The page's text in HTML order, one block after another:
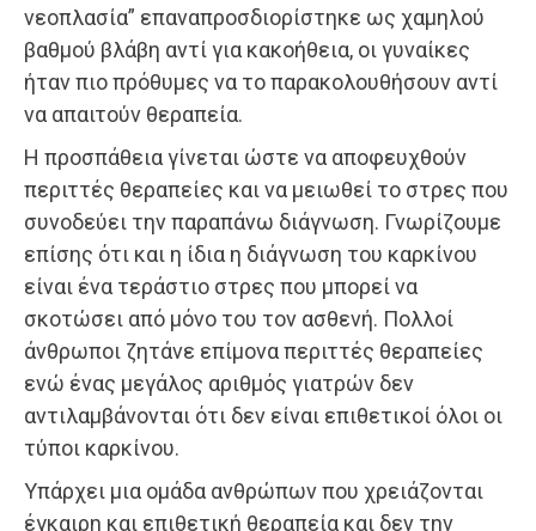
νεοπλασία” επαναπροσδιορίστηκε ως χαμηλού
βαθμού βλάβη αντί για κακοήθεια, οι γυναίκες
ήταν πιο πρόθυμες να το παρακολουθήσουν αντί
να απαιτούν θεραπεία.
Η προσπάθεια γίνεται ώστε να αποφευχθούν
περιττές θεραπείες και να μειωθεί το στρες που
συνοδεύει την παραπάνω διάγνωση. Γνωρίζουμε
επίσης ότι και η ίδια η διάγνωση του καρκίνου
είναι ένα τεράστιο στρες που μπορεί να
σκοτώσει από μόνο του τον ασθενή. Πολλοί
άνθρωποι ζητάνε επίμονα περιττές θεραπείες
ενώ ένας μεγάλος αριθμός γιατρών δεν
αντιλαμβάνονται ότι δεν είναι επιθετικοί όλοι οι
τύποι καρκίνου.
Υπάρχει μια ομάδα ανθρώπων που χρειάζονται
έγκαιρη και επιθετική θεραπεία και δεν την